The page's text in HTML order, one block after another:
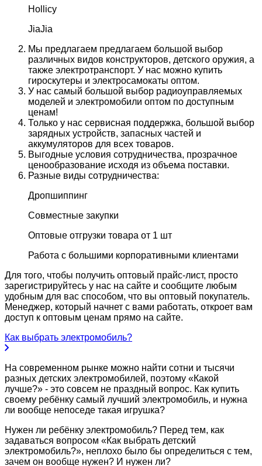
Hollicy
JiaJia
Мы предлагаем предлагаем большой выбор
различных видов конструкторов, детского оружия, а
также электротранспорт. У нас можно купить
гироскутеры и электросамокаты оптом.
У нас самый большой выбор радиоуправляемых
моделей и электромобили оптом по доступным
ценам!
Только у нас сервисная поддержка, большой выбор
зарядных устройств, запасных частей и
аккумуляторов для всех товаров.
Выгодные условия сотрудничества, прозрачное
ценообразование исходя из объема поставки.
Разные виды сотрудничества:
Дропшиппинг
Совместные закупки
Оптовые отгрузки товара от 1 шт
Работа с большими корпоративными клиентами
Для того, чтобы получить оптовый прайс-лист, просто
зарегистрируйтесь у нас на сайте и сообщите любым
удобным для вас способом, что вы оптовый покупатель.
Менеджер, который начнет с вами работать, откроет вам
доступ к оптовым ценам прямо на сайте.
Как выбрать электромобиль?
На современном рынке можно найти сотни и тысячи
разных детских электромобилей, поэтому «Какой
лучше?» - это совсем не праздный вопрос. Как купить
своему ребёнку самый лучший электромобиль, и нужна
ли вообще непоседе такая игрушка?
Нужен ли ребёнку электромобиль? Перед тем, как
задаваться вопросом «Как выбрать детский
электромобиль?», неплохо было бы определиться с тем,
зачем он вообще нужен? И нужен ли?